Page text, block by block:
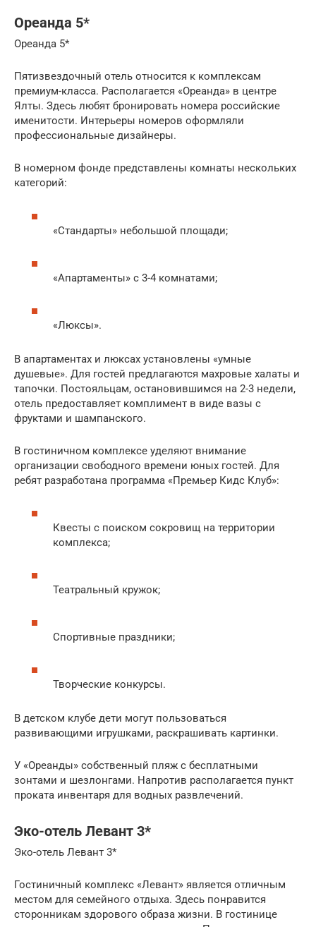
Ореанда 5*
Ореанда 5*
Пятизвездочный отель относится к комплексам
премиум-класса. Располагается «Ореанда» в центре
Ялты. Здесь любят бронировать номера российские
именитости. Интерьеры номеров оформляли
профессиональные дизайнеры.
В номерном фонде представлены комнаты нескольких
категорий:
«Стандарты» небольшой площади;
«Апартаменты» с 3-4 комнатами;
«Люксы».
В апартаментах и люксах установлены «умные
душевые». Для гостей предлагаются махровые халаты и
тапочки. Постояльцам, остановившимся на 2-3 недели,
отель предоставляет комплимент в виде вазы с
фруктами и шампанского.
В гостиничном комплексе уделяют внимание
организации свободного времени юных гостей. Для
ребят разработана программа «Премьер Кидс Клуб»:
Квесты с поиском сокровищ на территории
комплекса;
Театральный кружок;
Спортивные праздники;
Творческие конкурсы.
В детском клубе дети могут пользоваться
развивающими игрушками, раскрашивать картинки.
У «Ореанды» собственный пляж с бесплатными
зонтами и шезлонгами. Напротив располагается пункт
проката инвентаря для водных развлечений.
Эко-отель Левант 3*
Эко-отель Левант 3*
Гостиничный комплекс «Левант» является отличным
местом для семейного отдыха. Здесь понравится
сторонникам здорового образа жизни. В гостинице